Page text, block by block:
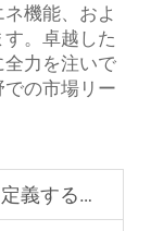
機能、およ
。卓越した
力を注いで
の市場リー
ものとは